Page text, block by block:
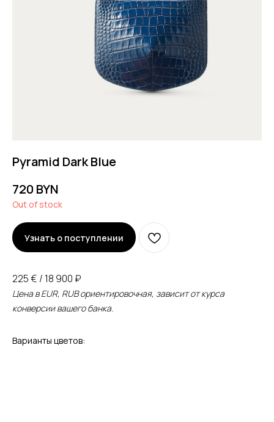
Pyramid Dark Blue
720 BYN
Out of stock
Узнать о поступлении
225 € / 18 900 ₽
Цена в EUR, RUB ориентировочная, зависит от курса
конверсии вашего банка.
Варианты цветов: